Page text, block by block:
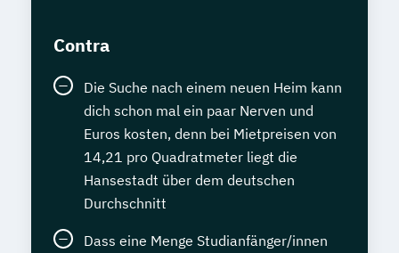
IT-Servicetechniker
Immobilienfachwirt (IHK)
Immobilienmakler
Immobilienmanagement
Industriefachwirt (IHK)
Industriemeister Elektrotechnik (IHK)
Industriemeister Luftfahrttechnik (IHK)
Industriemeister Metall (IHK)
Contra
Die Suche nach einem neuen Heim kann
dich schon mal ein paar Nerven und
Euros kosten, denn bei Mietpreisen von
14,21 pro Quadratmeter liegt die
Hansestadt über dem deutschen
Durchschnitt
Dass eine Menge Studianfänger/innen